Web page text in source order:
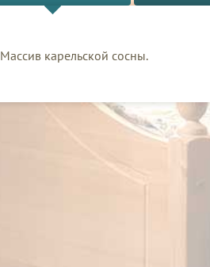
Массив карельской сосны.